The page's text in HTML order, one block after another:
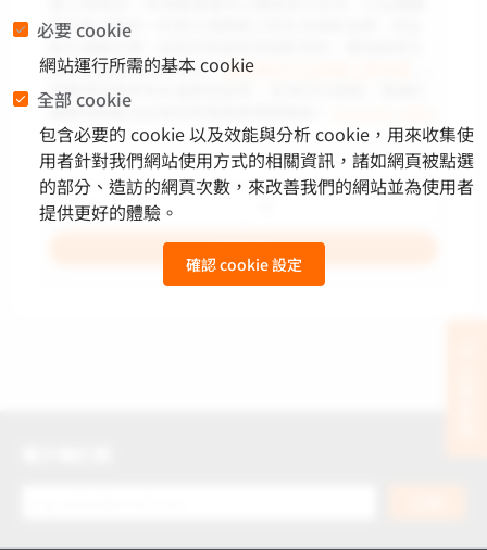
需主動公開前一年度之捐贈者之姓名及捐款金額，因此
點此連結線上填妥送出「捐款資訊不公開線上聲明書
相關資訊請參考本會網頁說明。 如有任何疑問，敬請於
服務時間電洽台灣世界展望會服務專線：
。
2024
查詢
必要 cookie
網站運行所需的基本 cookie
全部 cookie
包含必要的 cookie 以及效能與分析 cookie，用來收集使
用者針對我們網站使用方式的相關資訊，諸如網頁被點選
的部分、造訪的網頁次數，來改善我們的網站並為使用者
提供更好的體驗。
確認 cookie 設定